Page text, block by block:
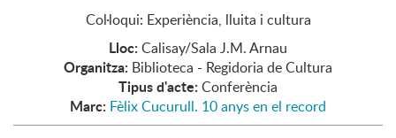
Col·loqui: Experiència, lluita i cultura
Lloc: Calisay/Sala J.M. Arnau
Organitza: Biblioteca - Regidoria de Cultura
Tipus d'acte: Conferència
Marc: Fèlix Cucurull. 10 anys en el record